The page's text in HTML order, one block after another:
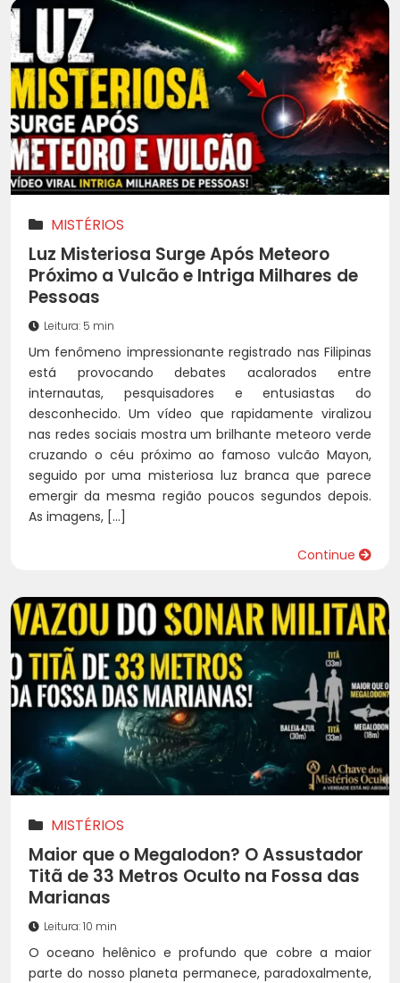
MISTÉRIOS
Luz Misteriosa Surge Após Meteoro
Próximo a Vulcão e Intriga Milhares de
Pessoas
Leitura: 5 min
Um fenômeno impressionante registrado nas Filipinas
está provocando debates acalorados entre
internautas, pesquisadores e entusiastas do
desconhecido. Um vídeo que rapidamente viralizou
nas redes sociais mostra um brilhante meteoro verde
cruzando o céu próximo ao famoso vulcão Mayon,
seguido por uma misteriosa luz branca que parece
emergir da mesma região poucos segundos depois.
As imagens, […]
Continue
MISTÉRIOS
Maior que o Megalodon? O Assustador
Titã de 33 Metros Oculto na Fossa das
Marianas
Leitura: 10 min
O oceano helênico e profundo que cobre a maior
parte do nosso planeta permanece, paradoxalmente,